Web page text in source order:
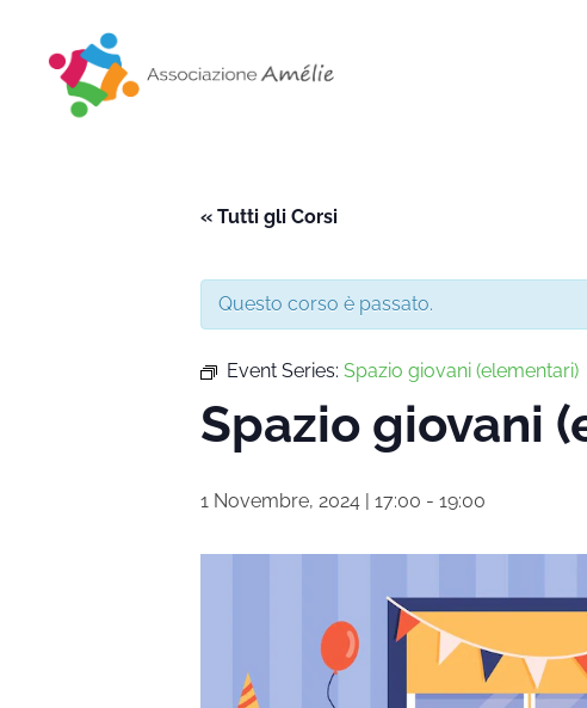
« Tutti gli Corsi
Questo corso è passato.
Event Series: Spazio giovani (elementari)
Spazio giovani
1 Novembre, 2024 | 17:00 - 19:00